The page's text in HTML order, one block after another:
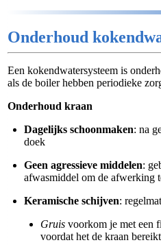
Onderhoud
Een kokendwatersysteem is
als de boiler hebben periodieke
Onderhoud kraan
Dagelijks schoonmaken: na
doek
Geen agressieve middelen:
afwasmiddel om de afwerking
Keramische schijven:
Gruis voorkom je met een
voordat het de kraan bereikt